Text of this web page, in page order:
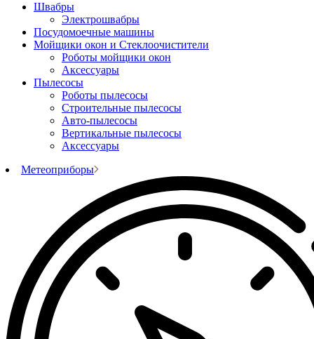
Швабры
Электрошвабры
Посудомоечные машины
Мойщики окон и Стеклоочистители
Роботы мойщики окон
Аксессуары
Пылесосы
Роботы пылесосы
Строительные пылесосы
Авто-пылесосы
Вертикальные пылесосы
Аксессуары
Метеоприборы